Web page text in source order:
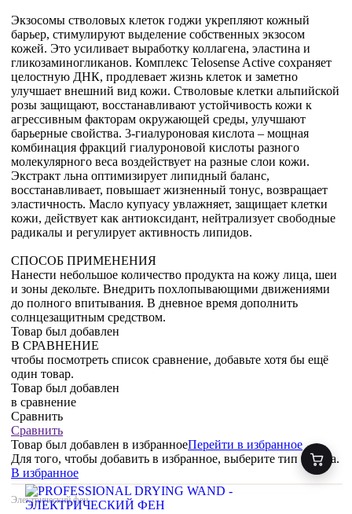
Экзосомы стволовых клеток годжи укрепляют кожный
барьер, стимулируют выделение собственных экзосом
кожей. Это усиливает выработку коллагена, эластина и
гликозаминогликанов. Комплекс Telosense Active сохраняет
целостную ДНК, продлевает жизнь клеток и заметно
улучшает внешний вид кожи. Стволовые клетки альпийской
розы защищают, восстанавливают устойчивость кожи к
агрессивным факторам окружающей среды, улучшают
барьерные свойства. 3-гиалуроновая кислота – мощная
комбинация фракций гиалуроновой кислоты разного
молекулярного веса воздействует на разные слои кожи.
Экстракт льна оптимизирует липидный баланс,
восстанавливает, повышает жизненный тонус, возвращает
эластичность. Масло купуасу увлажняет, защищает клетки
кожи, действует как антиоксидант, нейтрализует свободные
радикалы и регулирует активность липидов.
СПОСОБ ПРИМЕНЕНИЯ
Нанести небольшое количество продукта на кожу лица, шеи
и зоны декольте. Внедрить похлопывающими движениями
до полного впитывания. В дневное время дополнить
солнцезащитным средством.
Товар был добавлен
В СРАВНЕНИЕ
чтобы посмотреть список сравнение, добавьте хотя бы ещё
один товар.
Товар был добавлен
в сравнение
Сравнить
Сравнить
Товар был добавлен в избранноеПерейти в избранное
Для того, чтобы добавить в избранное, выберите тип товара.
В избранное
Электрический фен